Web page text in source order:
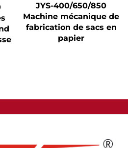
JYS-400/650/850
Machine mécanique de
fabrication de sacs en
papier